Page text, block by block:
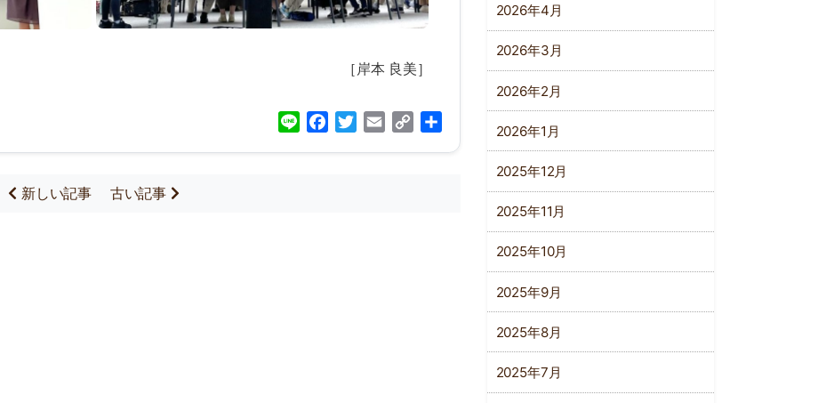
［岸本 良美］
Line FacebookTwitterEmail Copy
新しい記事 古い記事
2026年4月
2026年3月
2026年2月
2026年1月
2025年12月
2025年11月
2025年10月
2025年9月
2025年8月
2025年7月